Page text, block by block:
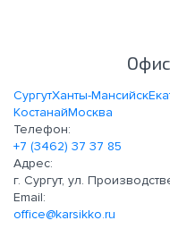
СургутХанты-Мансийск
КостанайМосква
Телефон:
+7 (3462) 37 37 85
Адрес:
г. Сургут, ул.
Email:
office@karsikko.ru